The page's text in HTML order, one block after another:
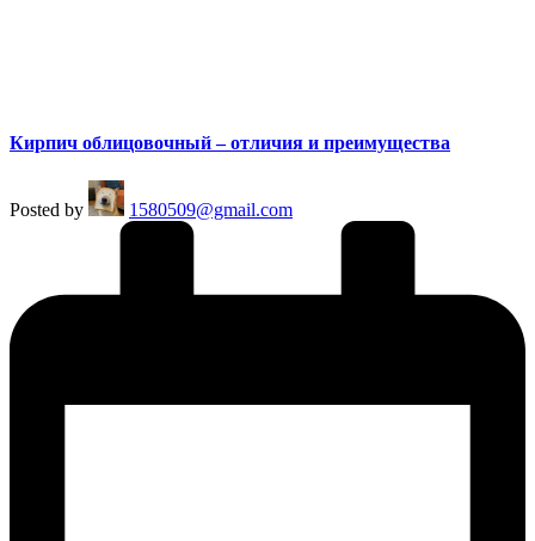
Кирпич облицовочный – отличия и преимущества
Posted by 1580509@gmail.com